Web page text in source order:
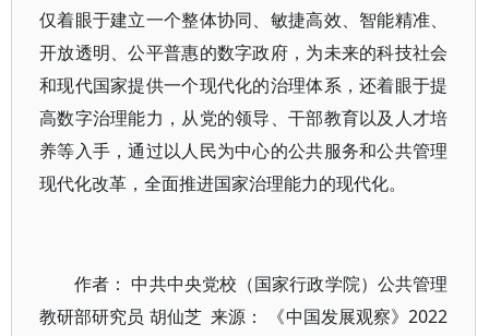
仅着眼于建立一个整体协同、敏捷高效、智能精准、
开放透明、公平普惠的数字政府，为未来的科技社会
和现代国家提供一个现代化的治理体系，还着眼于提
高数字治理能力，从党的领导、干部教育以及人才培
养等入手，通过以人民为中心的公共服务和公共管理
现代化改革，全面推进国家治理能力的现代化。
作者： 中共中央党校（国家行政学院）公共管理
教研部研究员 胡仙芝 来源： 《中国发展观察》2022